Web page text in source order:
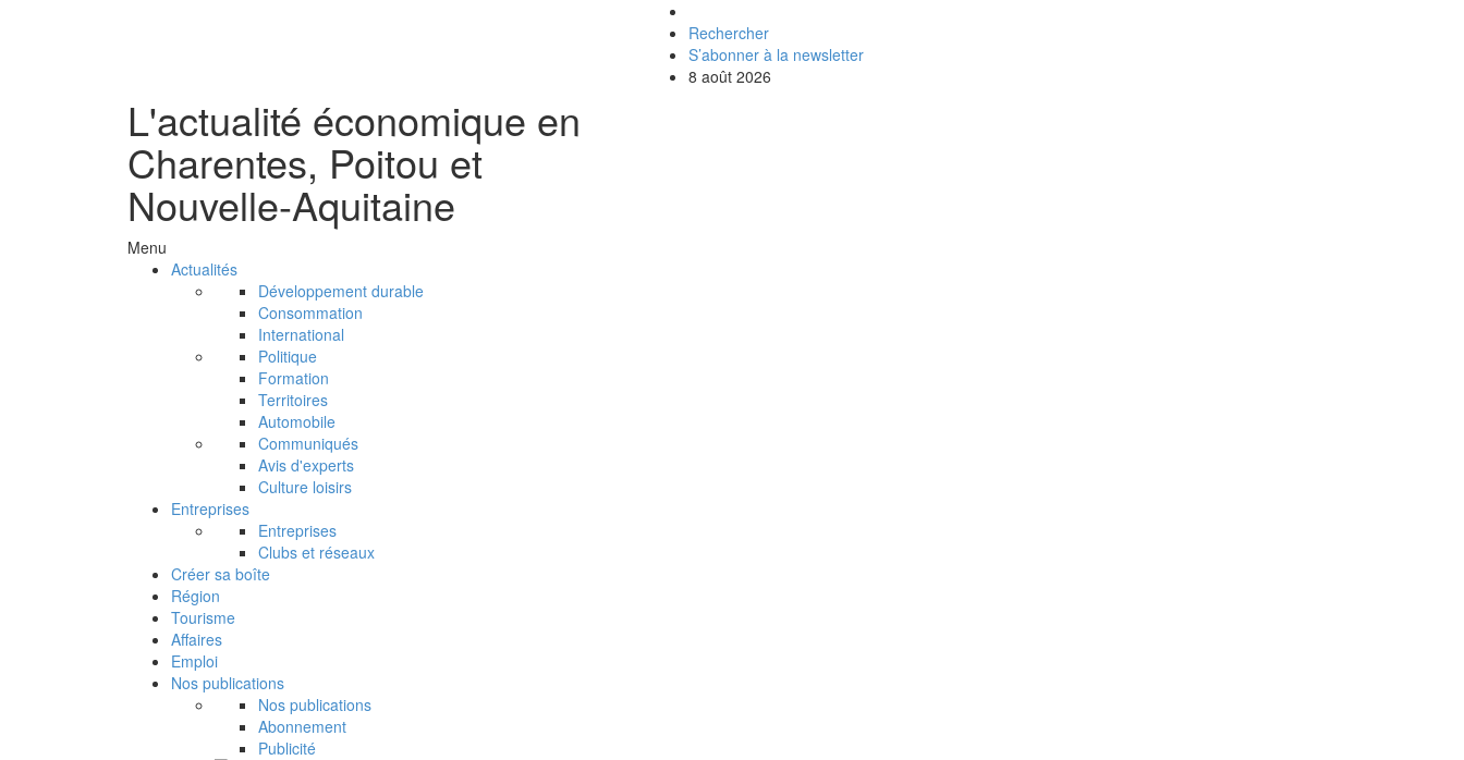
L'actualité économique en
Charentes, Poitou et
Nouvelle-Aquitaine
Rechercher
S’abonner à la newsletter
8 août 2026
Menu
Actualités
Développement durable
Consommation
International
Politique
Formation
Territoires
Automobile
Communiqués
Avis d'experts
Culture loisirs
Entreprises
Entreprises
Clubs et réseaux
Créer sa boîte
Région
Tourisme
Affaires
Emploi
Nos publications
Nos publications
Abonnement
Publicité